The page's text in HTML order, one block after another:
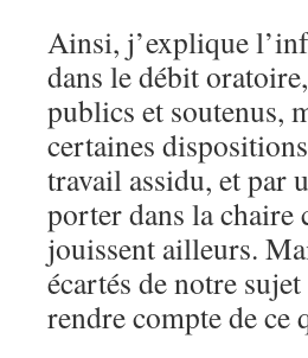
Ainsi, j’explique
dans le débit
publics et soutenus,
certaines
travail assidu, et par
porter dans la chaire
jouissent ailleurs.
écartés de notre
rendre compte de ce